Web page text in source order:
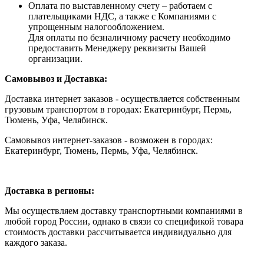
Оплата по выставленному счету – работаем с
плательщиками НДС, а также с Компаниями с
упрощенным налогообложением.
Для оплаты по безналичному расчету необходимо
предоставить Менеджеру реквизиты Вашей
организации.
Самовывоз и Доставка:
Доставка интернет заказов - осуществляется собственным
грузовым транспортом в городах: Екатеринбург, Пермь,
Тюмень, Уфа, Челябинск.
Самовывоз интернет-заказов - возможен в городах:
Екатеринбург, Тюмень, Пермь, Уфа, Челябинск.
Доставка в регионы:
Мы осуществляем доставку транспортными компаниями в
любой город России, однако в связи со спецификой товара
стоимость доставки рассчитывается индивидуально для
каждого заказа.